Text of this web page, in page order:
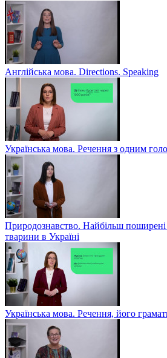
Англійська мова. Directions. Speaking
Українська мова. Речення з одним
Природознавство. Найбільш
тварини в Україні
Українська мова. Речення, його